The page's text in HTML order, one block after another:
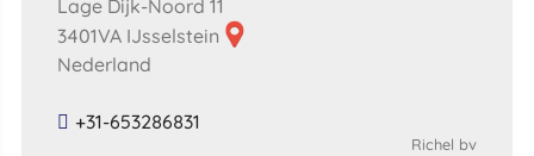
Lage Dijk-Noord 11
3401VA IJsselstein
Nederland
+31-653286831
Richel bv